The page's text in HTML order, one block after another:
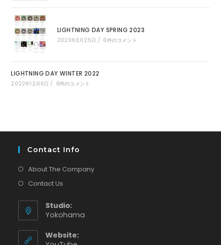
LIGHTNING DAY SPRING 2023
2023年3月25日 / 0件のコメント
LIGHTNING DAY WINTER 2022
2022年12月6日 / 0件のコメント
Contact Info
About The Company
Contact Us
Studio:
Yokohama
Website: